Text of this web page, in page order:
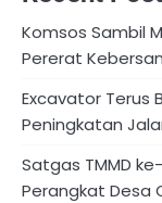
Komsos Sambil
Pererat
Excavator Terus
Peningkatan
Satgas TMMD
Perangkat Desa